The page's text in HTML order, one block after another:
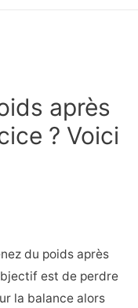
après
? Voici
du poids après
est de perdre
la balance alors